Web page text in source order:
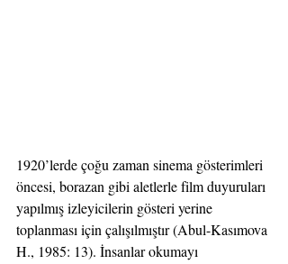
1920’lerde çoğu zaman sinema gösterimleri
öncesi, borazan gibi aletlerle film duyuruları
yapılmış izleyicilerin gösteri yerine
toplanması için çalışılmıştır (Abul-Kasımova
H., 1985: 13). İnsanlar okumayı